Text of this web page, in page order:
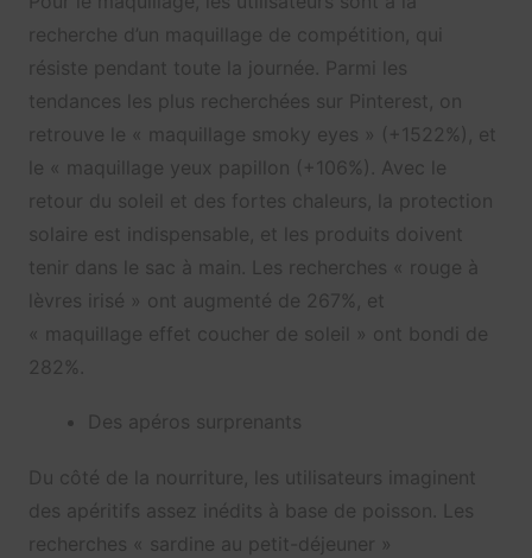
recherche d’un maquillage de compétition, qui
résiste pendant toute la journée. Parmi les
tendances les plus recherchées sur Pinterest, on
retrouve le « maquillage smoky eyes » (+1522%), et
le « maquillage yeux papillon (+106%). Avec le
retour du soleil et des fortes chaleurs, la protection
solaire est indispensable, et les produits doivent
tenir dans le sac à main. Les recherches « rouge à
lèvres irisé » ont augmenté de 267%, et
« maquillage effet coucher de soleil » ont bondi de
282%.
Des apéros surprenants
Du côté de la nourriture, les utilisateurs imaginent
des apéritifs assez inédits à base de poisson. Les
recherches « sardine au petit-déjeuner »